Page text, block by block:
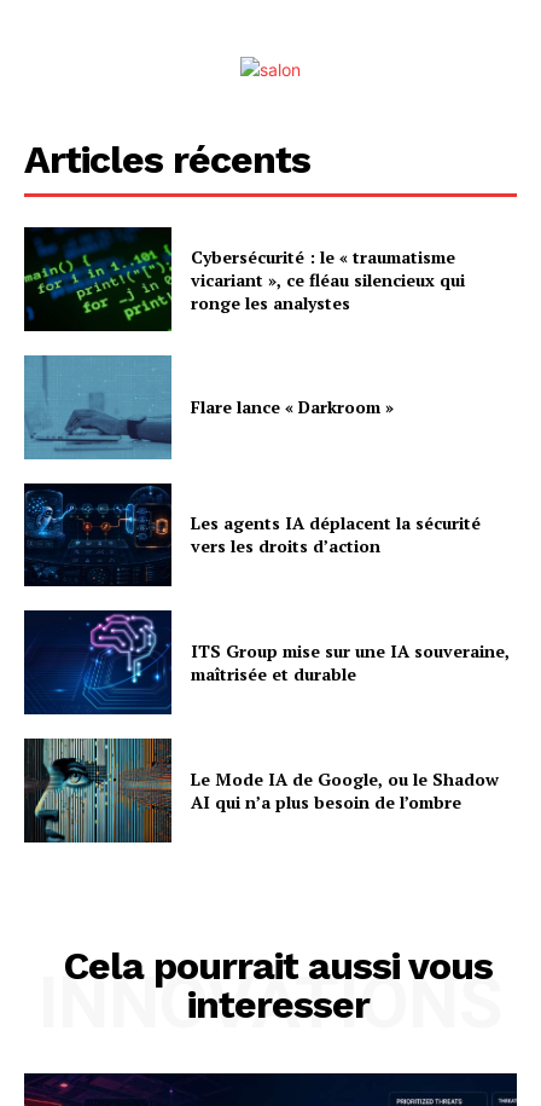
Articles récents
Cybersécurité : le « traumatisme
vicariant », ce fléau silencieux qui
ronge les analystes
Flare lance « Darkroom »
Les agents IA déplacent la sécurité
vers les droits d’action
ITS Group mise sur une IA souveraine,
maîtrisée et durable
Le Mode IA de Google, ou le Shadow
AI qui n’a plus besoin de l’ombre
Cela pourrait aussi vous
interesser
INNOVATIONS